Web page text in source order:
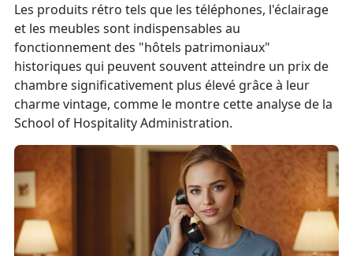
Les produits rétro tels que les téléphones, l'éclairage
et les meubles sont indispensables au
fonctionnement des "hôtels patrimoniaux"
historiques qui peuvent souvent atteindre un prix de
chambre significativement plus élevé grâce à leur
charme vintage, comme le montre cette analyse de la
School of Hospitality Administration.